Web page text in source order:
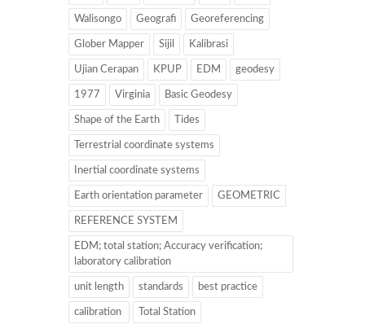
Walisongo Geografi Georeferencing
Glober Mapper Sijil Kalibrasi
Ujian Cerapan KPUP EDM geodesy
1977 Virginia Basic Geodesy
Shape of the Earth Tides
Terrestrial coordinate systems
Inertial coordinate systems
Earth orientation parameter GEOMETRIC
REFERENCE SYSTEM
EDM; total station; Accuracy verification;
laboratory calibration
unit length standards best practice
calibration Total Station